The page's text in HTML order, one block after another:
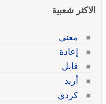
الاكثر شعبية
معنى
إعادة
قابل
أريد
كردي